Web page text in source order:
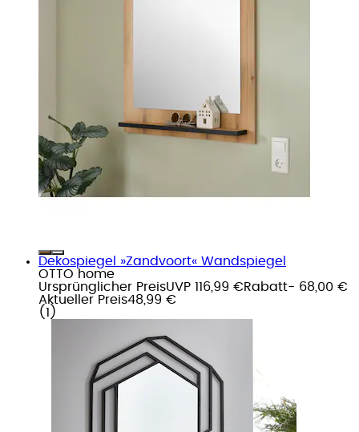
Dekospiegel »Zandvoort« Wandspiegel
OTTO home
Ursprünglicher PreisUVP 116,99 €Rabatt- 68,00 €
Aktueller Preis48,99 €
( 1 )